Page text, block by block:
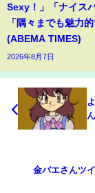
Sexy！」「ナイス
「隅々までも魅力的
(ABEMA TIMES)
2026年8月7日
金バエさんツ